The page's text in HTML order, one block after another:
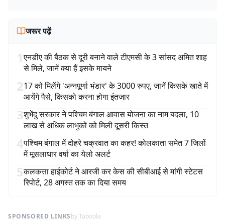
जरूर पढ़ें
1एनडीए की बैठक से दूरी बनाने वाले टीएमसी के 3 सांसद अमित शाह
से मिले, जानें क्या हैं इसके मायने
217 को मिलेंगे 'अन्नपूर्णा भंडार' के 3000 रुपए, जानें किसके खाते में
आयेंगे पैसे, किसको करना होगा इंतजार
3शुभेंदु सरकार ने पश्चिम बंगाल आवास योजना का नाम बदला, 10
लाख से अधिक लाभुकों को मिली दूसरी किस्त
4पश्चिम बंगाल में दोहरे चक्रवात का कहर! कोलकाता समेत 7 जिलों
में मूसलाधार वर्षा का येलो अलर्ट
5कलकत्ता हाईकोर्ट ने आरजी कर केस की सीबीआई से मांगी स्टेटस
रिपोर्ट, 28 अगस्त तक का दिया समय
SPONSORED LINKSby Taboola